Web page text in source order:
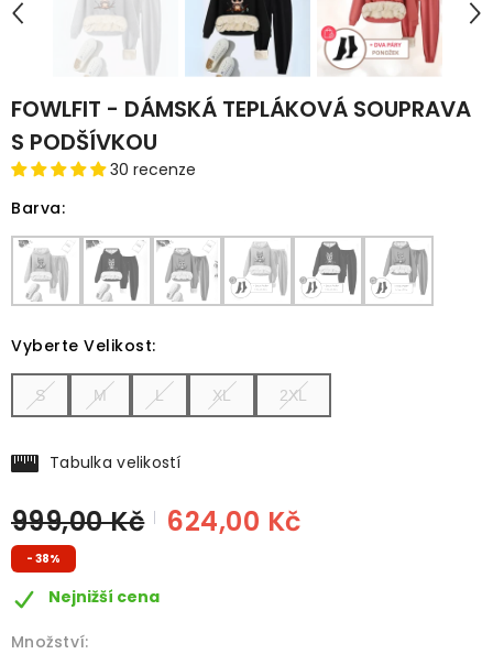
FOWLFIT - DÁMSKÁ TEPLÁKOVÁ SOUPRAVA
S PODŠÍVKOU
30 recenze
Barva:
Vyberte Velikost:
S M L XL 2XL
Tabulka velikostí
999,00 Kč 624,00 Kč
- 38%
Nejnižší cena
Množství: